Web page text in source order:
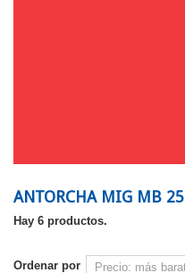
ANTORCHA MIG MB 25
Hay 6 productos.
Ordenar por